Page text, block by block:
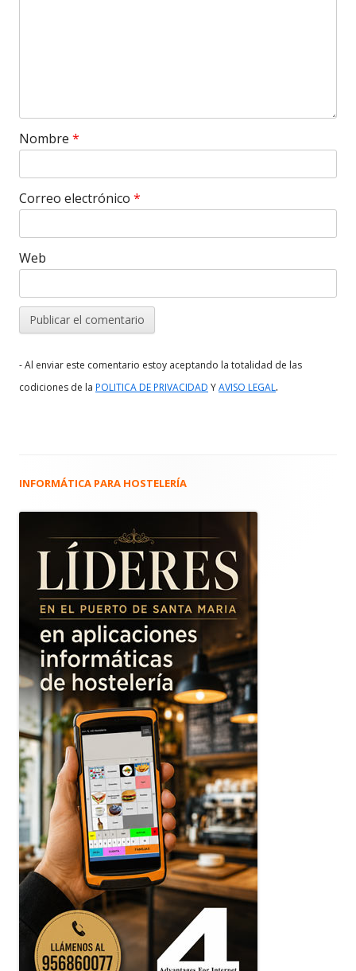
Nombre *
Correo electrónico *
Web
- Al enviar este comentario estoy aceptando la totalidad de las
codiciones de la POLITICA DE PRIVACIDAD YAVISO LEGAL.
Barra
principal
INFORMÁTICA PARA HOSTELERÍA